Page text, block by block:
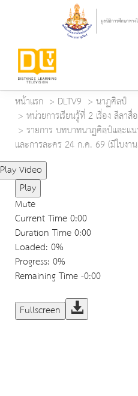
หน้าแรก DLTV9
นาฏศิลป์
หน่วยการเรียนรู้ที่ 2 เรื่อง ลีลา
รายการ บทบาทนาฏศิลป์และแ
และการละคร 24 ก.ค. 69 (มีใบงา
Play Video
Play
Mute
Current Time0:00
Duration Time0:00
Loaded: 0%
Progress: 0%
Remaining Time-0:00
Fullscreen